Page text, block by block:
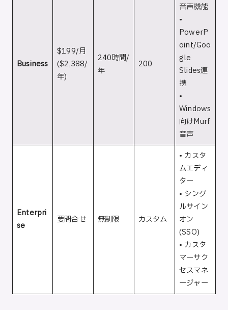
Business
$199/月
($2,388/
年)
240時間/
年
200
音声機能
•
PowerP
oint/Goo
gle
Slides連
携
•
Windows
向けMurf
音声
Enterpri
se
要問合せ 無制限 カスタム
• カスタ
ムエディ
ター
• シング
ルサイン
オン
(SSO)
• カスタ
マーサク
セスマネ
ージャー